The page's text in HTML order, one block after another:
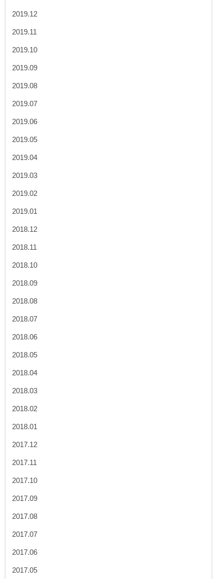
2019.12
2019.11
2019.10
2019.09
2019.08
2019.07
2019.06
2019.05
2019.04
2019.03
2019.02
2019.01
2018.12
2018.11
2018.10
2018.09
2018.08
2018.07
2018.06
2018.05
2018.04
2018.03
2018.02
2018.01
2017.12
2017.11
2017.10
2017.09
2017.08
2017.07
2017.06
2017.05